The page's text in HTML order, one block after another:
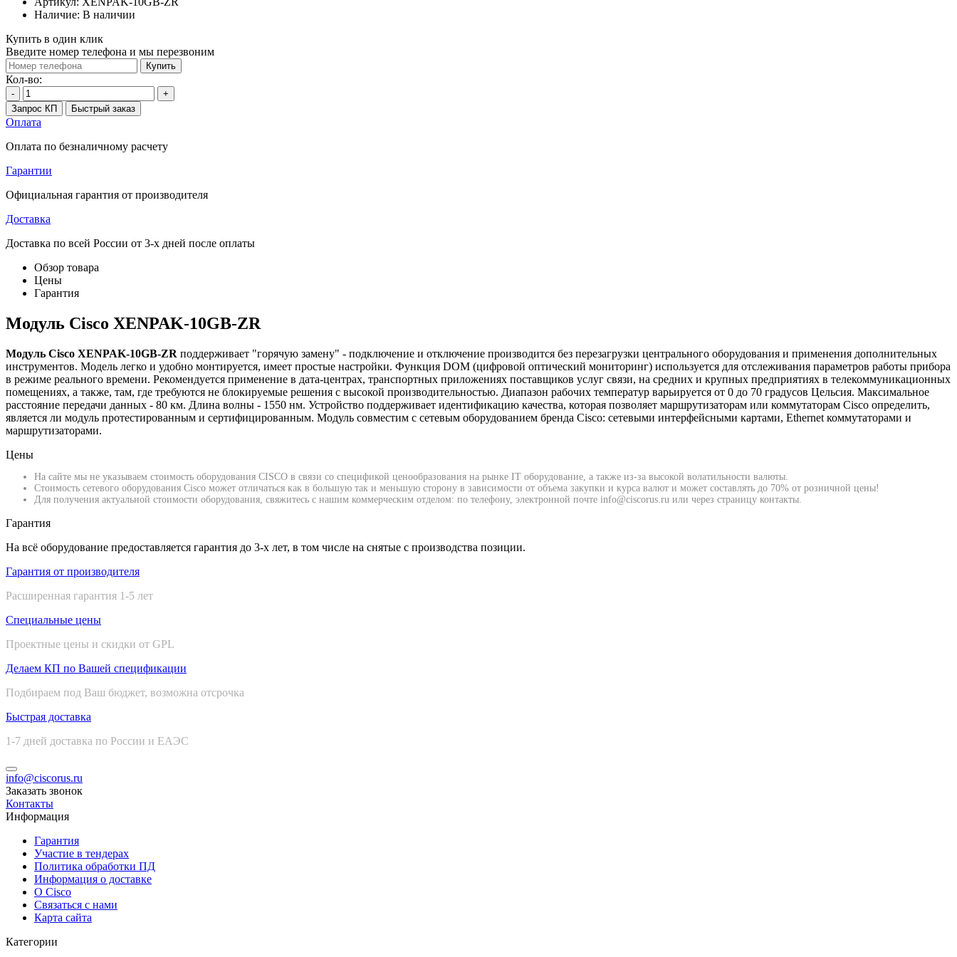
Наличие: В наличии
Купить в один клик
Введите номер телефона и мы перезвоним
Купить
Кол-во:
-
+
Запрос КП
Быстрый заказ
Оплата
Оплата по безналичному расчету
Гарантии
Официальная гарантия от производителя
Доставка
Доставка по всей России от 3-х дней после оплаты
Обзор товара
Цены
Гарантия
Модуль Cisco XENPAK-10GB-ZR
Модуль Cisco XENPAK-10GB-ZR поддерживает "горячую замену" - подключение и отключение производится без перезагрузки центрального оборудования и применения дополнительных
инструментов. Модель легко и удобно монтируется, имеет простые настройки. Функция DOM (цифровой оптический мониторинг) используется для отслеживания параметров работы прибора
в режиме реального времени. Рекомендуется применение в дата-центрах, транспортных приложениях поставщиков услуг связи, на средних и крупных предприятиях в телекоммуникационных
помещениях, а также, там, где требуются не блокируемые решения с высокой производительностью. Диапазон рабочих температур варьируется от 0 до 70 градусов Цельсия. Максимальное
расстояние передачи данных - 80 км. Длина волны - 1550 нм. Устройство поддерживает идентификацию качества, которая позволяет маршрутизаторам или коммутаторам Cisco определить,
является ли модуль протестированным и сертифицированным. Модуль совместим с сетевым оборудованием бренда Cisco: сетевыми интерфейсными картами, Ethernet коммутаторами и
маршрутизаторами.
Цены
На сайте мы не указываем стоимость оборудования CISCO в связи со спецификой ценообразования на рынке IT оборудование, а также из-за высокой волатильности валюты.
Стоимость сетевого оборудования Cisco может отличаться как в большую так и меньшую сторону в зависимости от объема закупки и курса валют и может составлять до 70% от розничной цены!
Для получения актуальной стоимости оборудования, свяжитесь с нашим коммерческим отделом: по телефону, электронной почте info@ciscorus.ru или через страницу контакты.
Гарантия
На всё оборудование предоставляется гарантия до 3-х лет, в том числе на снятые с производства позиции.
Гарантия от производителя
Расширенная гарантия 1-5 лет
Специальные цены
Проектные цены и скидки от GPL
Делаем КП по Вашей спецификации
Подбираем под Ваш бюджет, возможна отсрочка
Быстрая доставка
1-7 дней доставка по России и ЕАЭС
info@ciscorus.ru
Заказать звонок
Контакты
Информация
Гарантия
Участие в тендерах
Политика обработки ПД
Информация о доставке
О Cisco
Связаться с нами
Карта сайта
Категории